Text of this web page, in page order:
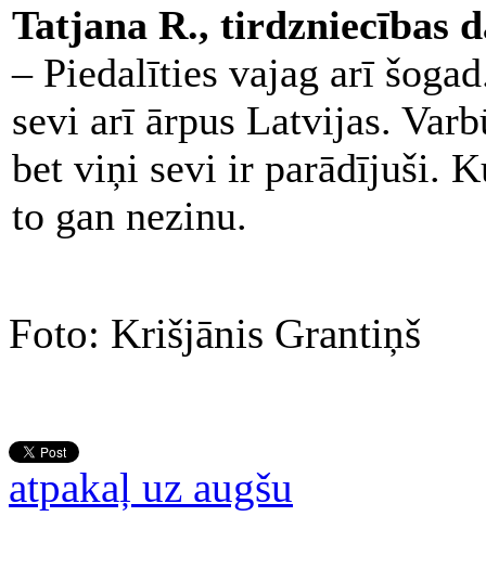
Tatjana R., tirdzniecības
– Piedalīties vajag arī
sevi arī ārpus Latvijas.
bet viņi sevi ir parādījuši.
to gan nezinu.
Foto: Krišjānis Grantiņš
atpakaļ uz augšu